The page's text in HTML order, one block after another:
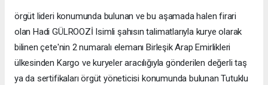
örgüt lideri konumunda bulunan ve bu aşamada halen firari
olan Hadi GÜLROOZİ Isimli şahısın talimatlarıyla kurye olarak
bilinen çete'nin 2 numaralı elemanı Birleşik Arap Emirlikleri
ülkesinden Kargo ve kuryeler aracılığıyla gönderilen değerli taş
ya da sertifikaları örgüt yöneticisi konumunda bulunan Tutuklu